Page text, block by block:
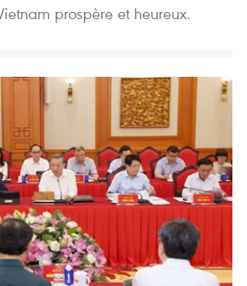
prospère et heureux.